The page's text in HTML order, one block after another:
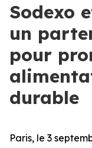
Sodexo
un
pour
durable
Paris, le 3